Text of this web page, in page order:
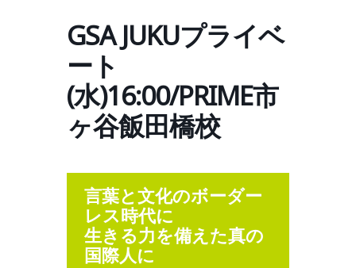
GSA JUKUプライベ
ート
(水)16:00/PRIME市
ヶ谷飯田橋校
言葉と文化のボーダー
レス時代に
生きる力を備えた真の
国際人に